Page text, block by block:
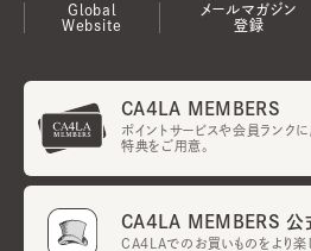
Global
Website
メールマガジン
登録
CA4LA MEMBERS
ポイントサービスや会員ランク
特典をご用意。
CA4LA MEMBERS 公
CA4LAでのお買いものをより楽